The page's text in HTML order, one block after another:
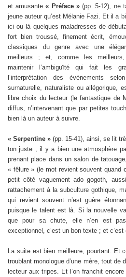
et amusante« Préface »(pp. 5-12), ne
jeune auteur qu’est Mélanie Fazi. Et il a
ici ou là quelques maladresses de
fort bien troussé, finement écrit,
classiques du genre avec une
meilleurs ; et, comme les meilleurs,
maintenir l’ambiguïté qui fait les
l’interprétation des événements
surnaturelle, naturaliste ou allégorique,
libre choix du lecteur (le fantastique de
diffus, n’intervenant que par petites
bien là un auteur à suivre.
« Serpentine » (pp. 15-41), ainsi, se lit
ton juste ; il y a bien une atmosphère
prenant place dans un salon de
« fêlure » (le mot revient souvent quand
petit côté vaguement ado gogoth,
rattachement à la subculture gothique,
qui revient souvent n’est guère
puisque le talent est là. Si la nouvelle
que pour sa chute, elle n’en est
exceptionnel, c’est un bon texte ; et c’est
La suite est bien meilleure, pourtant. Et
troublant monologue d’une mère, tout de
lecteur aux tripes. Et l’on franchit